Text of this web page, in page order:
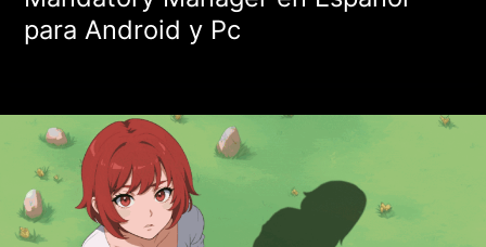
para Android y Pc